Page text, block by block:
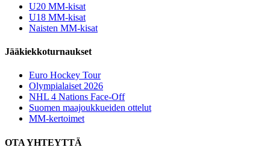
U20 MM-kisat
U18 MM-kisat
Naisten MM-kisat
Jääkiekkoturnaukset
Euro Hockey Tour
Olympialaiset 2026
NHL 4 Nations Face-Off
Suomen maajoukkueiden ottelut
MM-kertoimet
OTA YHTEYTTÄ